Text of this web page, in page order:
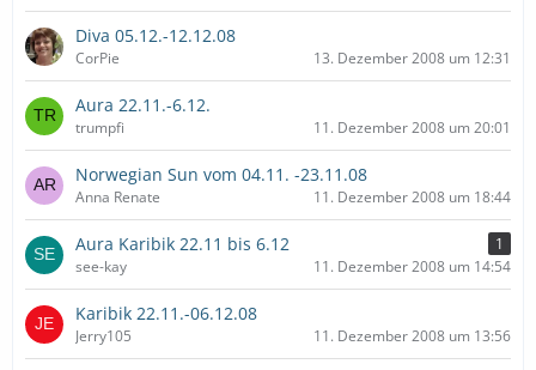
Diva 05.12.-12.12.08
CorPie 13. Dezember 2008 um 12:31
Aura 22.11.-6.12.
trumpfi 11. Dezember 2008 um 20:01
Norwegian Sun vom 04.11. -23.11.08
Anna Renate 11. Dezember 2008 um 18:44
Aura Karibik 22.11 bis 6.12
1
see-kay
11. Dezember 2008 um 14:54
Karibik 22.11.-06.12.08
Jerry105 11. Dezember 2008 um 13:56